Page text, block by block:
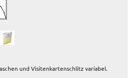
und Visitenkartenschlitz variabel.